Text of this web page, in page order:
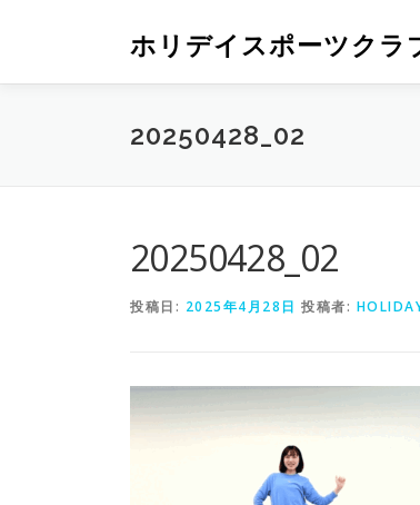
ホリデイスポーツクラ
20250428_02
20250428_02
投稿日: 2025年4月28日 投稿者: